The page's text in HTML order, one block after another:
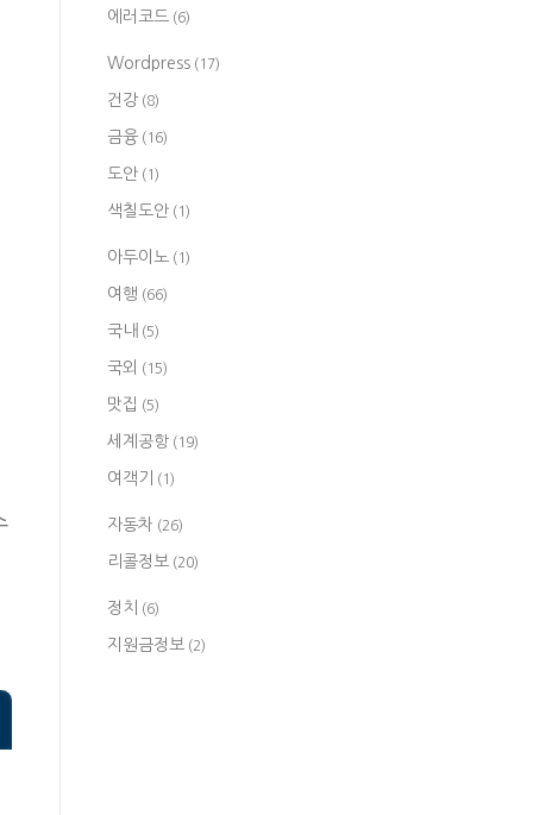
에러코드 (6)
Wordpress (17)
건강 (8)
금융 (16)
도안 (1)
색칠도안 (1)
아두이노 (1)
여행 (66)
국내 (5)
국외 (15)
맛집 (5)
세계공항 (19)
여객기 (1)
자동차 (26)
리콜정보 (20)
정치 (6)
지원금정보 (2)